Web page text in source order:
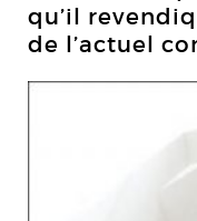
qu’il
de l’actuel